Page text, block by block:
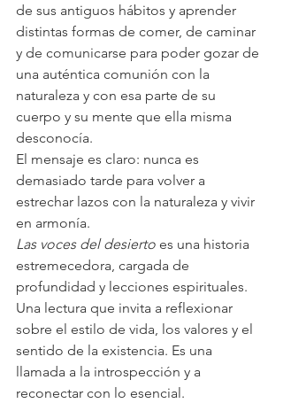
de sus antiguos hábitos y aprender
distintas formas de comer, de caminar
y de comunicarse para poder gozar de
una auténtica comunión con la
naturaleza y con esa parte de su
cuerpo y su mente que ella misma
desconocía.
El mensaje es claro: nunca es
demasiado tarde para volver a
estrechar lazos con la naturaleza y vivir
en armonía.
Las voces del desierto es una historia
estremecedora, cargada de
profundidad y lecciones espirituales.
Una lectura que invita a reflexionar
sobre el estilo de vida, los valores y el
sentido de la existencia. Es una
llamada a la introspección y a
reconectar con lo esencial.